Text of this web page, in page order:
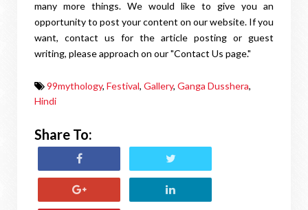
many more things. We would like to give you an
opportunity to post your content on our website. If you
want, contact us for the article posting or guest
writing, please approach on our "Contact Us page."
99mythology, Festival, Gallery, Ganga Dusshera,
Hindi
Share To: